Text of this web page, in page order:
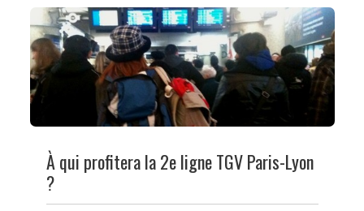
À qui profitera la 2e ligne TGV Paris-Lyon
?